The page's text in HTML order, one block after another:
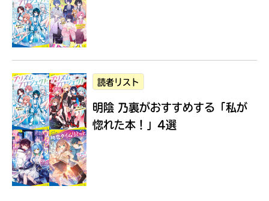
読者リスト
明陰 乃裏がおすすめする 「私が
惚れた本！」4選
に
エ